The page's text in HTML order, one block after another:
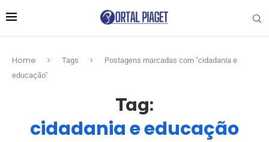
Home Tags
Postagens marcadas com "cidadania e
educação"
Tag:
cidadania e educação